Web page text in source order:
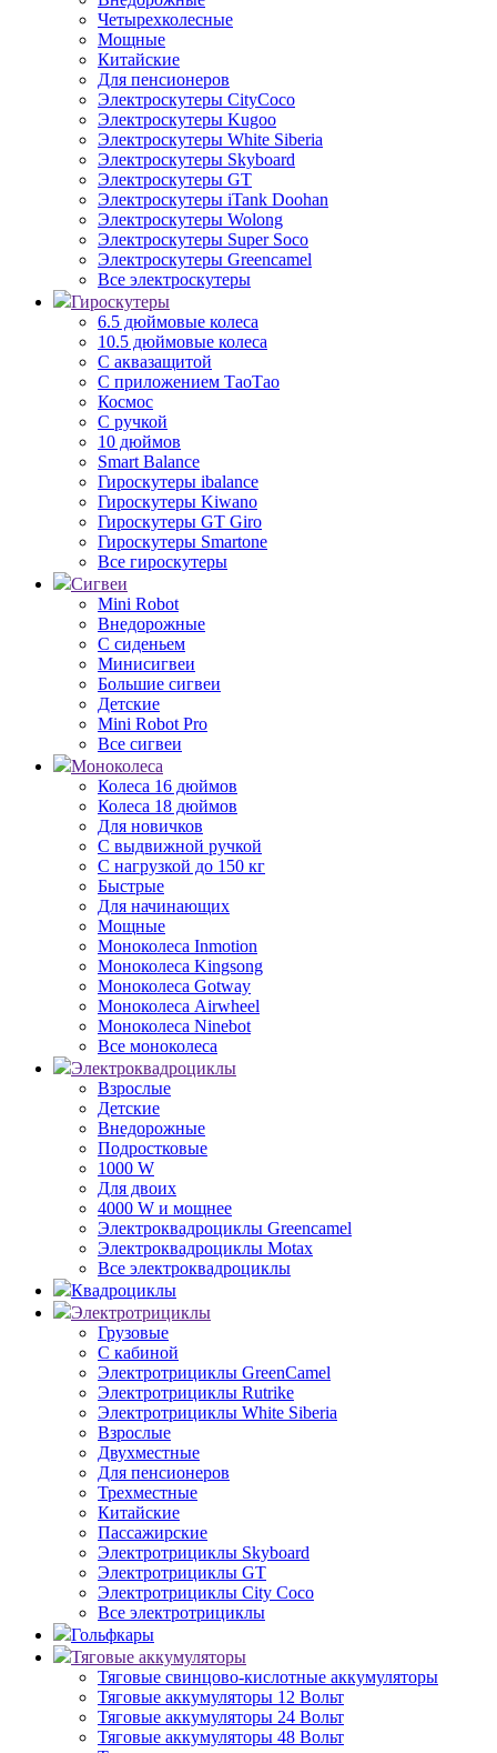
Четырехколесные
Мощные
Китайские
Для пенсионеров
Электроскутеры CityCoco
Электроскутеры Kugoo
Электроскутеры White Siberia
Электроскутеры Skyboard
Электроскутеры GT
Электроскутеры iTank Doohan
Электроскутеры Wolong
Электроскутеры Super Soco
Электроскутеры Greencamel
Все электроскутеры
Гироскутеры
6.5 дюймовые колеса
10.5 дюймовые колеса
С аквазащитой
С приложением ТаоТао
Космос
С ручкой
10 дюймов
Smart Balance
Гироскутеры ibalance
Гироскутеры Kiwano
Гироскутеры GT Giro
Гироскутеры Smartone
Все гироскутеры
Сигвеи
Mini Robot
Внедорожные
С сиденьем
Минисигвеи
Большие сигвеи
Детские
Mini Robot Pro
Все сигвеи
Моноколеса
Колеса 16 дюймов
Колеса 18 дюймов
Для новичков
С выдвижной ручкой
С нагрузкой до 150 кг
Быстрые
Для начинающих
Мощные
Моноколеса Inmotion
Моноколеса Kingsong
Моноколеса Gotway
Моноколеса Airwheel
Моноколеса Ninebot
Все моноколеса
Электроквадроциклы
Взрослые
Детские
Внедорожные
Подростковые
1000 W
Для двоих
4000 W и мощнее
Электроквадроциклы Greencamel
Электроквадроциклы Motax
Все электроквадроциклы
Квадроциклы
Электротрициклы
Грузовые
С кабиной
Электротрициклы GreenCamel
Электротрициклы Rutrike
Электротрициклы White Siberia
Взрослые
Двухместные
Для пенсионеров
Трехместные
Китайские
Пассажирские
Электротрициклы Skyboard
Электротрициклы GT
Электротрициклы City Coco
Все электротрициклы
Гольфкары
Тяговые аккумуляторы
Тяговые свинцово-кислотные аккумуляторы
Тяговые аккумуляторы 12 Вольт
Тяговые аккумуляторы 24 Вольт
Тяговые аккумуляторы 48 Вольт